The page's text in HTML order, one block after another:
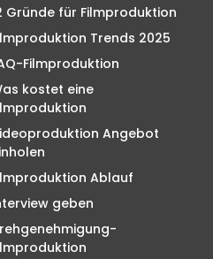
Gründe für Filmproduktion
Trends 2025
Filmproduktion
kostet eine
Angebot
Ablauf
geben